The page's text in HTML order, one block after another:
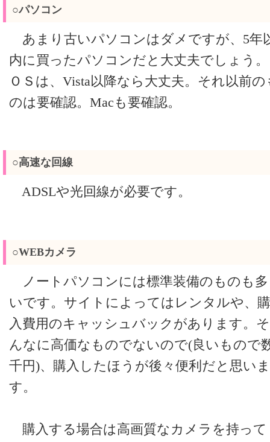
○パソコン
あまり古いパソコンはダメですが、5年
内に買ったパソコンだと大丈夫でしょう。
ＯＳは、Vista以降なら大丈夫。それ以前の
のは要確認。Macも要確認。
○高速な回線
ADSLや光回線が必要です。
○WEBカメラ
ノートパソコンには標準装備のものも多
いです。サイトによってはレンタルや、購
入費用のキャッシュバックがあります。そ
んなに高価なものでないので(良いもので
千円)、購入したほうが後々便利だと思いま
す。
購入する場合は高画質なカメラを持って